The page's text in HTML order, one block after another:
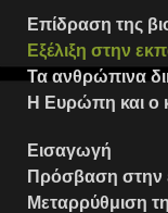
Επίδραση της
Εξέλιξη στην
Τα ανθρώπινα
Η Ευρώπη και ο
Εισαγωγή
Πρόσβαση στην
Μεταρρύθμιση